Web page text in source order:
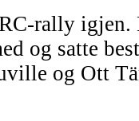
rally igjen.
og satte
og Ott